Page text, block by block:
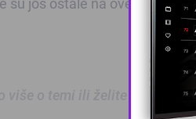
više o temi ili želite prijaviti